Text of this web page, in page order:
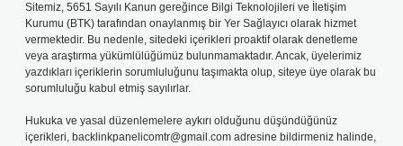
Sitemiz, 5651 Sayılı Kanun gereğince Bilgi Teknolojileri ve İletişim
Kurumu (BTK) tarafından onaylanmış bir Yer Sağlayıcı olarak hizmet
vermektedir. Bu nedenle, sitedeki içerikleri proaktif olarak denetleme
veya araştırma yükümlülüğümüz bulunmamaktadır. Ancak, üyelerimiz
yazdıkları içeriklerin sorumluluğunu taşımakta olup, siteye üye olarak bu
sorumluluğu kabul etmiş sayılırlar.
Hukuka ve yasal düzenlemelere aykırı olduğunu düşündüğünüz
içerikleri, backlinkpanelicomtr@gmail.com adresine bildirmeniz halinde,